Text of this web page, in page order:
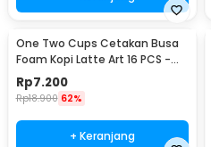
One Two Cups Cetakan Busa
Foam Kopi Latte Art 16 PCS -
JJYE01
Rp7.200
Rp18.900 62%
+ Keranjang